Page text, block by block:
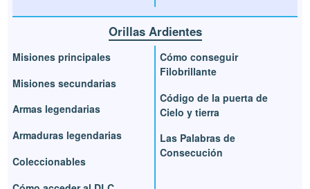
Orillas Ardientes
Misiones principales
Misiones secundarias
Armas legendarias
Armaduras legendarias
Coleccionables
Cómo conseguir
Filobrillante
Código de la puerta de
Cielo y tierra
Las Palabras de
Consecución